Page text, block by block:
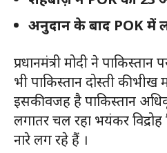
अनुदान के बाद POK में
प्रधानमंत्री मोदी ने
भी पाकिस्तान दोस्ती की भीख
इसकी वजह है पाकिस्तान
लगातर चल रहा भयंकर
नारे लग रहे हैं ।